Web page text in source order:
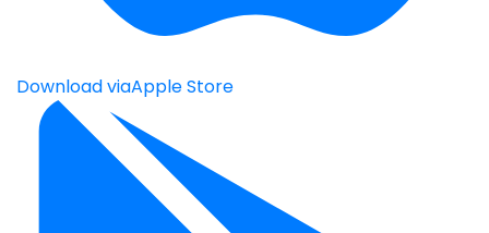
Download viaApple Store